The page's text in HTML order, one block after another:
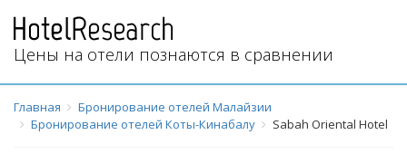
Цены на отели познаются в сравнении
Главная
Бронирование отелей Малайзии
Бронирование отелей Коты-Кинабалу
Sabah Oriental Hotel